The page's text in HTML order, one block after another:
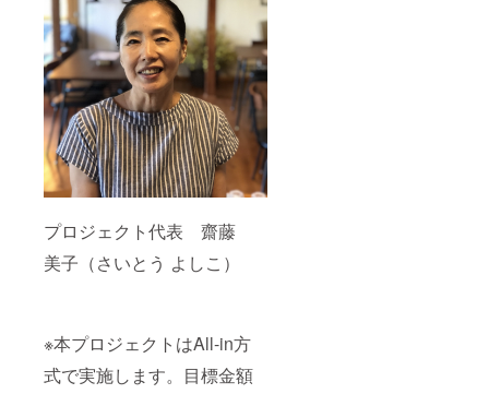
プロジェクト代表 齋藤
美子（さいとう よしこ）
※本プロジェクトはAll-in方
式で実施します。目標金額